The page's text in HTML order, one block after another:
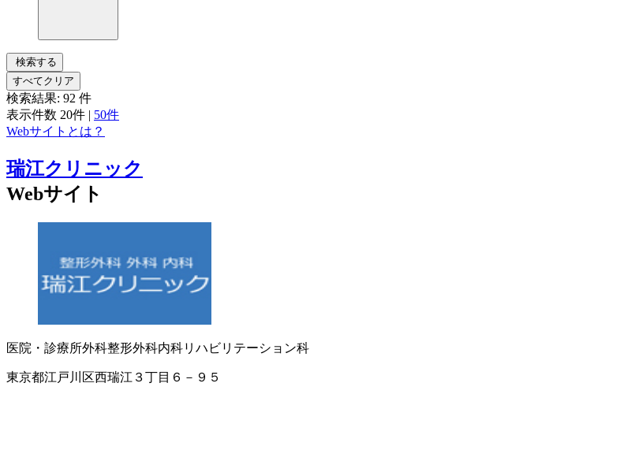
検索する
すべてクリア
検索結果: 92 件
表示件数 20件 | 50件
Webサイトとは？
瑞江クリニック
Webサイト
医院・診療所外科整形外科内科リハビリテーション科
東京都江戸川区西瑞江３丁目６－９５